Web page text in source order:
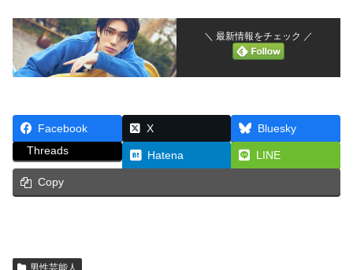
＼ 最新情報をチェック ／
Facebook X
Bluesky
Threads
Hatena LINE
Copy